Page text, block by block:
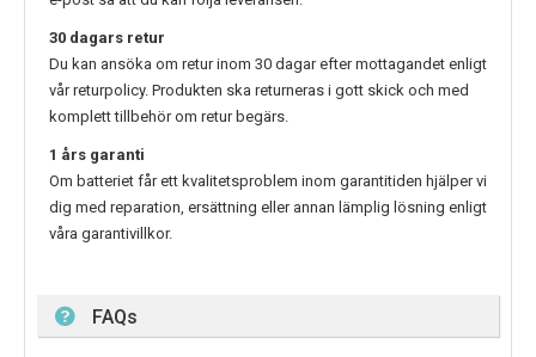
30 dagars retur
Du kan ansöka om retur inom 30 dagar efter mottagandet enligt
vår returpolicy. Produkten ska returneras i gott skick och med
komplett tillbehör om retur begärs.
1 års garanti
Om batteriet får ett kvalitetsproblem inom garantitiden hjälper vi
dig med reparation, ersättning eller annan lämplig lösning enligt
våra garantivillkor.
FAQs